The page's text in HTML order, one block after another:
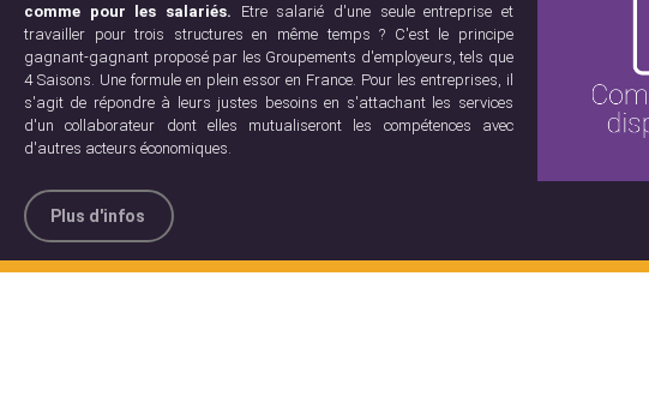
comme pour les salariés. Etre salarié d'une seule entreprise et
travailler pour trois structures en même temps ? C'est le principe
gagnant-gagnant proposé par les Groupements d'employeurs, tels que
4 Saisons. Une formule en plein essor en France. Pour les entreprises, il
s'agit de répondre à leurs justes besoins en s'attachant les services
d'un collaborateur dont elles mutualiseront les compétences avec
d'autres acteurs économiques.
Plus d'infos